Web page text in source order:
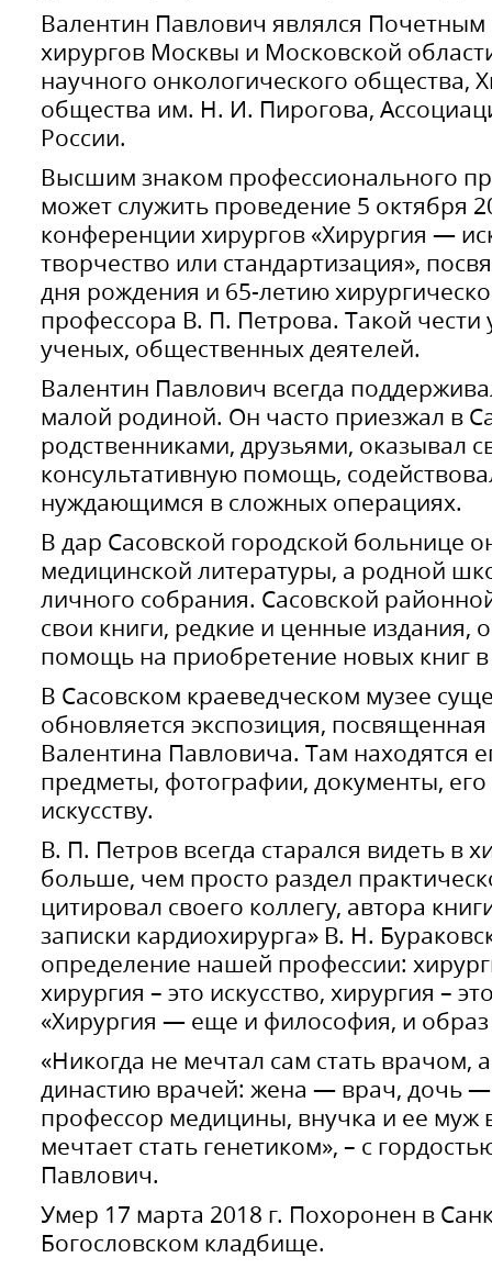
Валентин Павлович являлся
хирургов Москвы и Московской
научного онкологического общества,
общества им. Н. И. Пирогова,
России.
Высшим знаком профессионального
может служить проведение 5 октября
конференции хирургов «Хирургия —
творчество или стандартизация»,
дня рождения и 65-летию
профессора В. П. Петрова. Такой
ученых, общественных деятелей.
Валентин Павлович всегда
малой родиной. Он часто приезжал в
родственниками, друзьями, оказывал
консультативную помощь,
нуждающимся в сложных операциях.
В дар Сасовской городской больнице
медицинской литературы, а родной
личного собрания. Сасовской
свои книги, редкие и ценные издания,
помощь на приобретение новых книг
В Сасовском краеведческом музее
обновляется экспозиция,
Валентина Павловича. Там находятся
предметы, фотографии, документы,
искусству.
В. П. Петров всегда старался видеть в
больше, чем просто раздел
цитировал своего коллегу, автора
записки кардиохирурга» В. Н.
определение нашей профессии:
хирургия – это искусство, хирургия –
«Хирургия — еще и философия, и
«Никогда не мечтал сам стать врачом,
династию врачей: жена — врач, дочь
профессор медицины, внучка и ее муж
мечтает стать генетиком», – с
Павлович.
Умер 17 марта 2018 г. Похоронен в
Богословском кладбище.